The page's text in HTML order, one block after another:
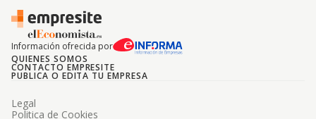
Información ofrecida por
QUIENES SOMOS
CONTACTO EMPRESITE
PUBLICA O EDITA TU EMPRESA
Legal
Politica de Cookies